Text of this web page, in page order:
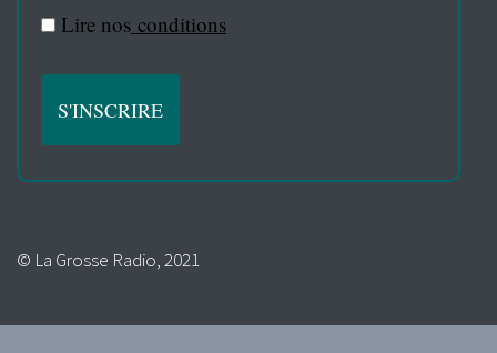
Lire nos conditions
© La Grosse Radio, 2021